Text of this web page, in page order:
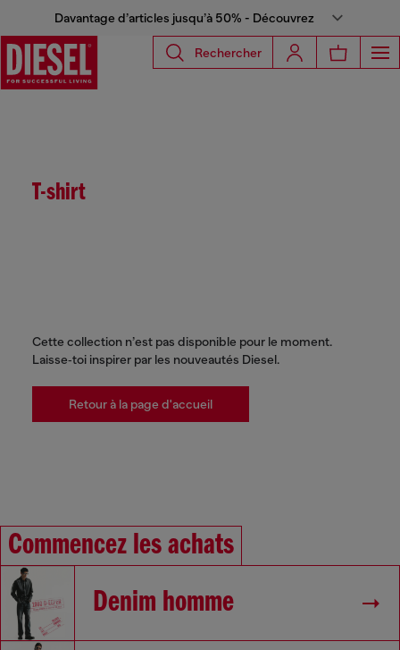
Davantage d’articles jusqu’à 50% - Découvrez
Rechercher
T-shirt
Cette collection n’est pas disponible pour le moment.
Laisse‑toi inspirer par les nouveautés Diesel.
Retour à la page d'accueil
Commencez les achats
Denim homme